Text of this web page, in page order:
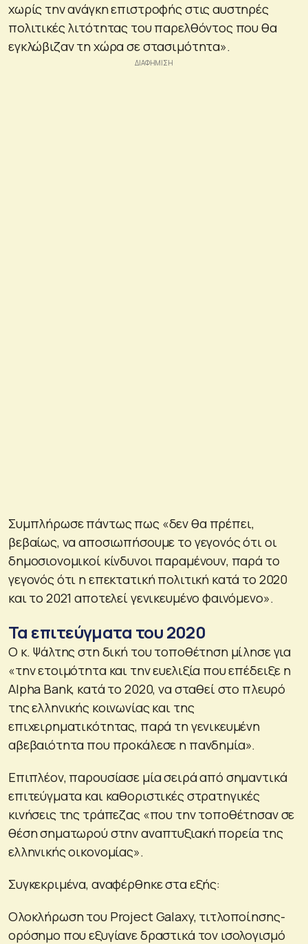
χωρίς την ανάγκη επιστροφής στις αυστηρές
πολιτικές λιτότητας του παρελθόντος που θα
εγκλώβιζαν τη χώρα σε στασιμότητα».
Συμπλήρωσε πάντως πως «δεν θα πρέπει,
βεβαίως, να αποσιωπήσουμε το γεγονός ότι οι
δημοσιονομικοί κίνδυνοι παραμένουν, παρά το
γεγονός ότι η επεκτατική πολιτική κατά το 2020
και το 2021 αποτελεί γενικευμένο φαινόμενο».
Τα επιτεύγματα του 2020
Ο κ. Ψάλτης στη δική του τοποθέτηση μίλησε για
«την ετοιμότητα και την ευελιξία που επέδειξε η
Alpha Bank, κατά το 2020, να σταθεί στο πλευρό
της ελληνικής κοινωνίας και της
επιχειρηματικότητας, παρά τη γενικευμένη
αβεβαιότητα που προκάλεσε η πανδημία».
Επιπλέον, παρουσίασε μία σειρά από σημαντικά
επιτεύγματα και καθοριστικές στρατηγικές
κινήσεις της τράπεζας «που την τοποθέτησαν σε
θέση σηματωρού στην αναπτυξιακή πορεία της
ελληνικής οικονομίας».
Συγκεκριμένα, αναφέρθηκε στα εξής:
Ολοκλήρωση του Project Galaxy, τιτλοποίησης-
ορόσημο που εξυγίανε δραστικά τον ισολογισμό